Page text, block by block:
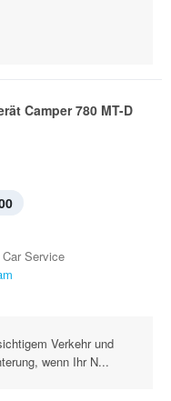
Camper 780 MT-D
Service
Verkehr und
wenn Ihr N...